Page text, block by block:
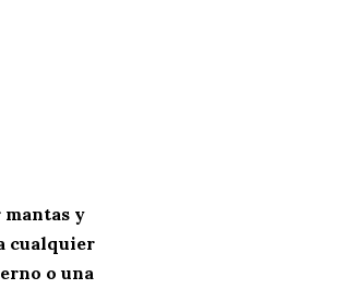
mantas y
cualquier
o una